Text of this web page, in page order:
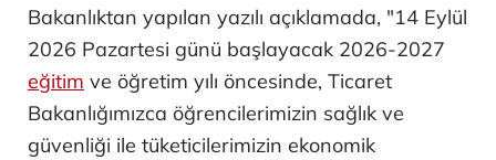
Bakanlıktan yapılan yazılı açıklamada, "14 Eylül
2026 Pazartesi günü başlayacak 2026-2027
eğitim ve öğretim yılı öncesinde, Ticaret
Bakanlığımızca öğrencilerimizin sağlık ve
güvenliği ile tüketicilerimizin ekonomik